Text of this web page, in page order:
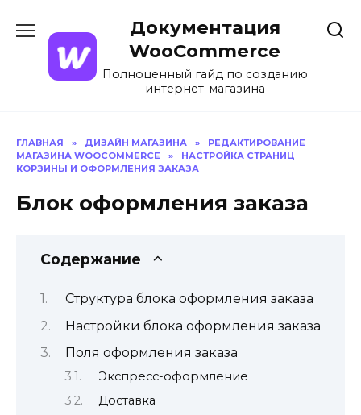
содержанию
Документация
WooCommerce
Полноценный гайд по созданию
интернет-магазина
ГЛАВНАЯ » ДИЗАЙН МАГАЗИНА »
РЕДАКТИРОВАНИЕ
МАГАЗИНА WOOCOMMERCE
»
НАСТРОЙКА СТРАНИЦ
КОРЗИНЫ И ОФОРМЛЕНИЯ ЗАКАЗА
Блок оформления заказа
Содержание
Структура блока оформления заказа
Настройки блока оформления заказа
Поля оформления заказа
Экспресс-оформление
Доставка